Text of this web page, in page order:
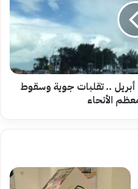
حالة الطقس اليوم الأربعاء 1 أبريل .. تقلبات جوية وسقوط
الأنحاء